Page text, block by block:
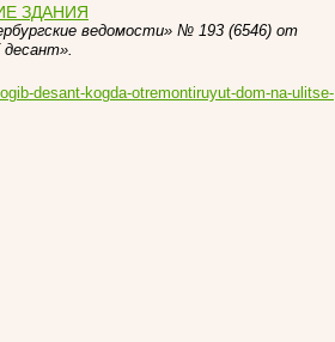
ЗДАНИЯ
ведомости» № 193 (6546) от
десант».
desant-kogda-otremontiruyut-dom-na-ulitse-